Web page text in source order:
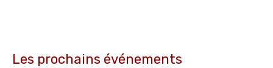
Les prochains événements